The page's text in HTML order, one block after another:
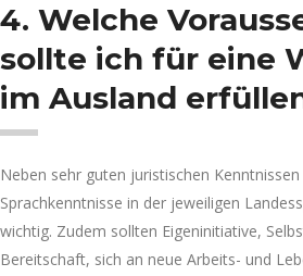
4. Welche
sollte ich für eine
im Ausland
Neben sehr guten juristischen
Sprachkenntnisse in der jeweiligen
wichtig. Zudem sollten Eigeninitiative,
Bereitschaft, sich an neue Arbeits- und